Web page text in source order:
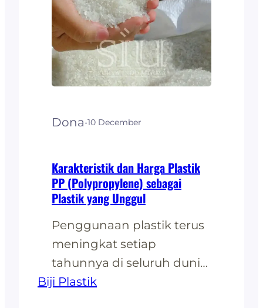
Dona·10 December
Karakteristik dan Harga Plastik
PP (Polypropylene) sebagai
Plastik yang Unggul
Penggunaan plastik terus
meningkat setiap
tahunnya di seluruh dunia.
Fenomena ini terlihat jelas
Biji Plastik